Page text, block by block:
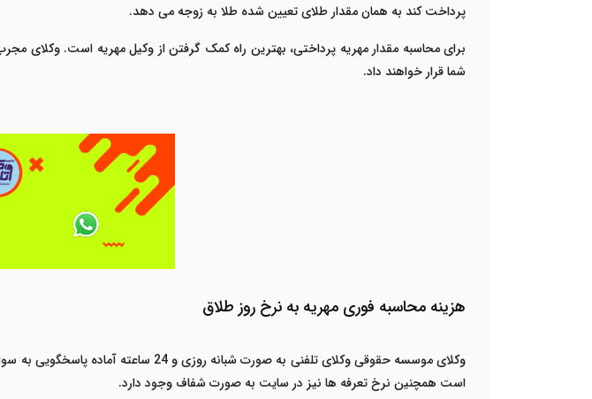
پرداخت کند به همان مقدار طلای تعیین شده طلا به زوجه می دهد.
برای محاسبه مقدار مهریه پرداختی، بهترین راه کمک گرفتن از وکیل مهریه است. وکلای
شما قرار خواهند داد.
هزینه محاسبه فوری مهریه به نرخ روز طلاق
وکلای موسسه حقوقی وکلای تلفنی به صورت
است همچنین نرخ تعرفه ها نیز در سایت به صورت شفاف وجود دارد.